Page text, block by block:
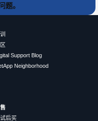
题。
Support Blog
Neighborhood
后买